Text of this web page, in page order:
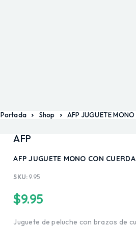
Portada Shop AFP JUGUETE
AFP
AFP JUGUETE MONO CON CUERDA
SKU: 9.95
$9.95
Juguete de peluche con brazos de